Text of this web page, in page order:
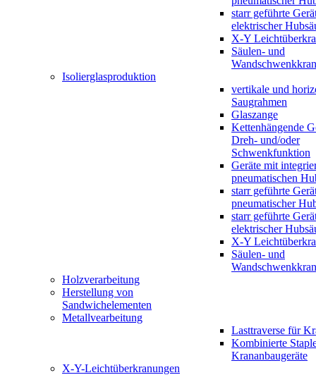
starr geführte
elektrischer
X-Y
Säulen- und
Isolierglasproduktion
vertikale und
Saugrahmen
Glaszange
Kettenhängende
Dreh- und/oder
Schwenkfunktion
Geräte mit
pneumatischen
starr geführte
pneumatischer
starr geführte
elektrischer
X-Y
Säulen- und
Holzverarbeitung
Herstellung von
Sandwichelementen
Metallvearbeitung
Lasttraverse für
Kombinierte
Krananbaugeräte
X-Y-Leichtüberkranungen